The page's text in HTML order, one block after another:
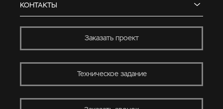
КОНТАКТЫ
Заказать проект
Техническое задание